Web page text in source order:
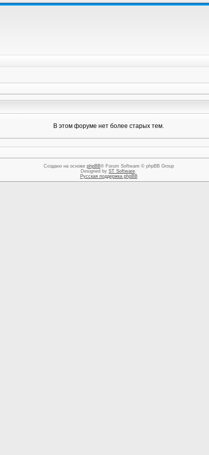
В этом форуме нет более старых тем.
Создано на основе phpBB® Forum Software © phpBB Group
Designed by ST Software.
Русская поддержка phpBB